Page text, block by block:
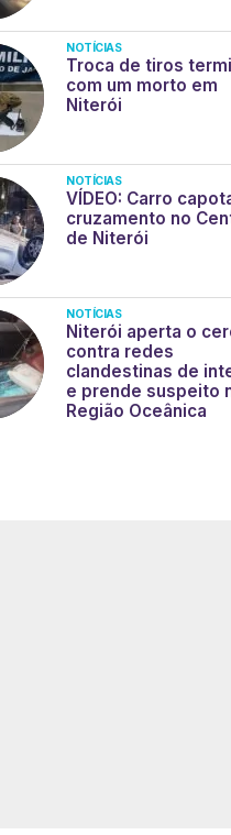
NOTÍCIAS
Troca de tiros
com um morto em
Niterói
NOTÍCIAS
VÍDEO: Carro
cruzamento no
de Niterói
NOTÍCIAS
Niterói aperta o
contra redes
clandestinas de
e prende suspeito
Região Oceânica